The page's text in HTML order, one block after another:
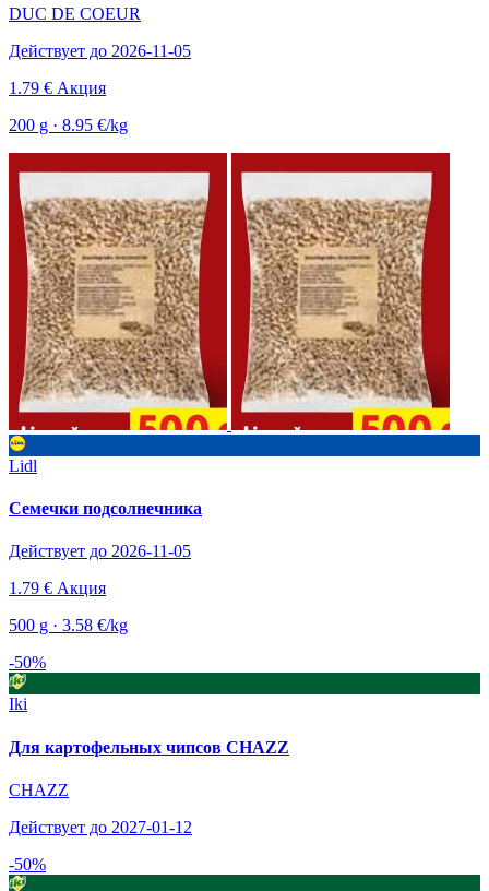
DUC DE COEUR
Действует до 2026-11-05
1.79 € Акция
200 g · 8.95 €/kg
Lidl
Семечки подсолнечника
Действует до 2026-11-05
1.79 € Акция
500 g · 3.58 €/kg
-50%
Iki
Для картофельных чипсов CHAZZ
CHAZZ
Действует до 2027-01-12
-50%